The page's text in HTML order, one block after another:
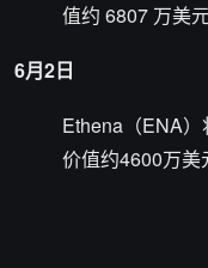
值约 6807 万美
6月2日
Ethena（ENA）
价值约4600万美